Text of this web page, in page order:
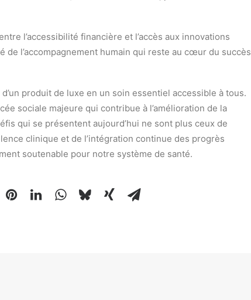
l’accessibilité financière et l’accès aux innovations
l’accompagnement humain qui reste au cœur du succès
produit de luxe en un soin essentiel accessible à tous.
sociale majeure qui contribue à l’amélioration de la
qui se présentent aujourd’hui ne sont plus ceux de
clinique et de l’intégration continue des progrès
soutenable pour notre système de santé.